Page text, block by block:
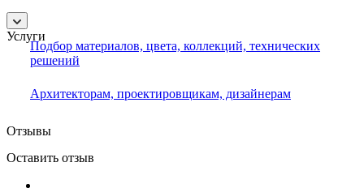
Услуги
Подбор материалов, цвета, коллекций, технических
решений
Архитекторам, проектировщикам, дизайнерам
Отзывы
Оставить отзыв